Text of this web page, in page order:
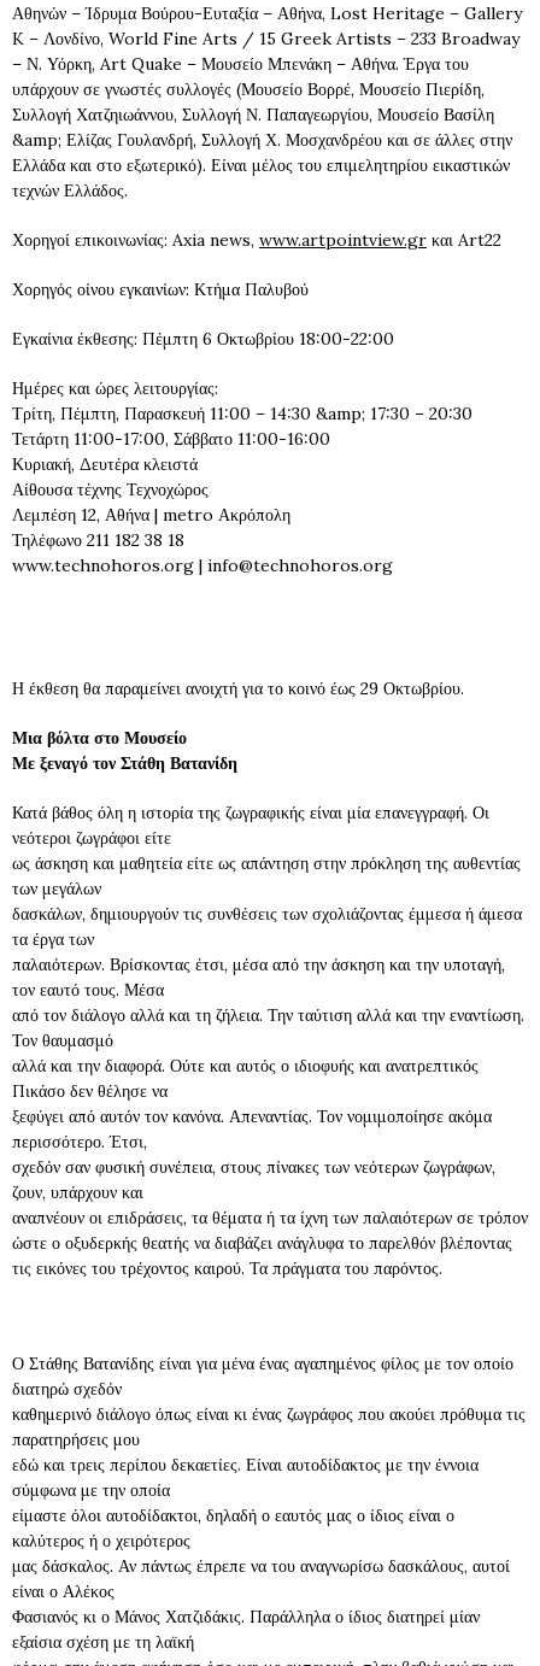
Αθηνών – Ίδρυμα Βούρου-Ευταξία – Αθήνα, Lost Heritage – Gallery
K – Λονδίνο, World Fine Arts / 15 Greek Artists – 233 Broadway
– Ν. Υόρκη, Art Quake – Μουσείο Μπενάκη – Αθήνα. Έργα του
υπάρχουν σε γνωστές συλλογές (Μουσείο Βορρέ, Μουσείο Πιερίδη,
Συλλογή Χατζηιωάννου, Συλλογή Ν. Παπαγεωργίου, Μουσείο Βασίλη
&amp; Ελίζας Γουλανδρή, Συλλογή Χ. Μοσχανδρέου και σε άλλες στην
Ελλάδα και στο εξωτερικό). Είναι μέλος του επιμελητηρίου εικαστικών
τεχνών Ελλάδος.
Χορηγοί επικοινωνίας: Axia news, www.artpointview.gr και Art22
Χορηγός οίνου εγκαινίων: Κτήμα Παλυβού
Εγκαίνια έκθεσης: Πέμπτη 6 Οκτωβρίου 18:00-22:00
Ημέρες και ώρες λειτουργίας:
Τρίτη, Πέμπτη, Παρασκευή 11:00 – 14:30 &amp; 17:30 – 20:30
Τετάρτη 11:00-17:00, Σάββατο 11:00-16:00
Κυριακή, Δευτέρα κλειστά
Αίθουσα τέχνης Τεχνοχώρος
Λεμπέση 12, Αθήνα | metro Ακρόπολη
Τηλέφωνο 211 182 38 18
www.technohoros.org | info@technohoros.org
Η έκθεση θα παραμείνει ανοιχτή για το κοινό έως 29 Οκτωβρίου.
Μια βόλτα στο Μουσείο
Με ξεναγό τον Στάθη Βατανίδη
Κατά βάθος όλη η ιστορία της ζωγραφικής είναι μία επανεγγραφή. Οι
νεότεροι ζωγράφοι είτε
ως άσκηση και μαθητεία είτε ως απάντηση στην πρόκληση της αυθεντίας
των μεγάλων
δασκάλων, δημιουργούν τις συνθέσεις των σχολιάζοντας έμμεσα ή άμεσα
τα έργα των
παλαιότερων. Βρίσκοντας έτσι, μέσα από την άσκηση και την υποταγή,
τον εαυτό τους. Μέσα
από τον διάλογο αλλά και τη ζήλεια. Την ταύτιση αλλά και την εναντίωση.
Τον θαυμασμό
αλλά και την διαφορά. Ούτε και αυτός ο ιδιοφυής και ανατρεπτικός
Πικάσο δεν θέλησε να
ξεφύγει από αυτόν τον κανόνα. Απεναντίας. Τον νομιμοποίησε ακόμα
περισσότερο. Έτσι,
σχεδόν σαν φυσική συνέπεια, στους πίνακες των νεότερων ζωγράφων,
ζουν, υπάρχουν και
αναπνέουν οι επιδράσεις, τα θέματα ή τα ίχνη των παλαιότερων σε τρόπον
ώστε ο οξυδερκής θεατής να διαβάζει ανάγλυφα το παρελθόν βλέποντας
τις εικόνες του τρέχοντος καιρού. Τα πράγματα του παρόντος.
Ο Στάθης Βατανίδης είναι για μένα ένας αγαπημένος φίλος με τον οποίο
διατηρώ σχεδόν
καθημερινό διάλογο όπως είναι κι ένας ζωγράφος που ακούει πρόθυμα τις
παρατηρήσεις μου
εδώ και τρεις περίπου δεκαετίες. Είναι αυτοδίδακτος με την έννοια
σύμφωνα με την οποία
είμαστε όλοι αυτοδίδακτοι, δηλαδή ο εαυτός μας ο ίδιος είναι ο
καλύτερος ή ο χειρότερος
μας δάσκαλος. Αν πάντως έπρεπε να του αναγνωρίσω δασκάλους, αυτοί
είναι ο Αλέκος
Φασιανός κι ο Μάνος Χατζιδάκις. Παράλληλα ο ίδιος διατηρεί μίαν
εξαίσια σχέση με τη λαϊκή